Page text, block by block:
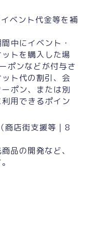
ベント代金等を補
中にイベント・
トを購入した場
ポンなどが付与さ
ト代の割引、会
ポン、または別
用できるポイン
商店街支援等｜8
品の開発など、